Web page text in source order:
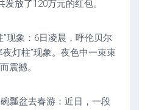
放了120万元的红包。
现象：6日凌晨，呼伦贝尔
灯柱”现象。夜色中一束束
震撼。
瓢盆去春游：近日，一段